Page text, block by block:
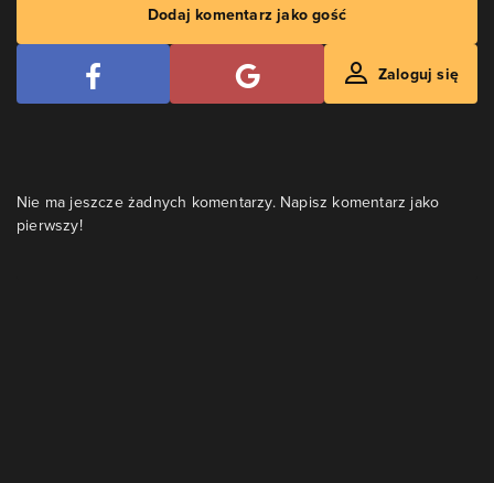
Dodaj komentarz jako gość
Zaloguj się
Nie ma jeszcze żadnych komentarzy. Napisz komentarz jako
pierwszy!